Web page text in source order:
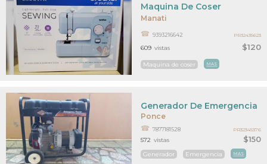
Manati
$120
Maquina De Coser
9393216642
Maquina de coser MAS
609 vistas
PR32435623
Ponce
$150
Generador De Emergencia
7877181528
Generador Emergencia MAS
572 vistas
PR32345376